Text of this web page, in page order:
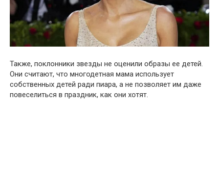
Также, поклонники звезды не оценили образы ее детей.
Они считают, что многодетная мама использует
собственных детей ради пиара, а не позволяет им даже
повеселиться в праздник, как они хотят.